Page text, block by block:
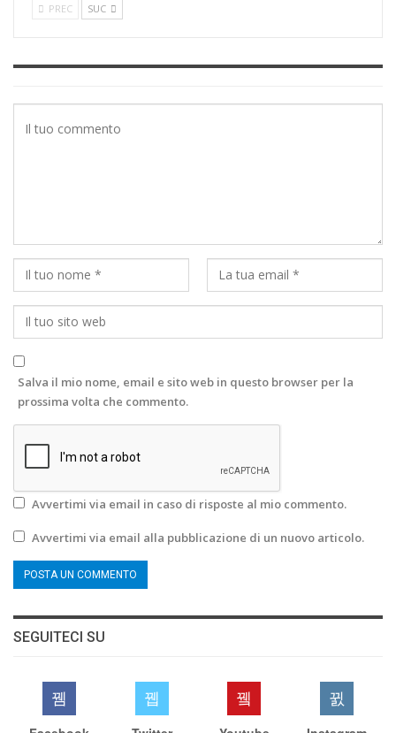
PREC SUC
Salva il mio nome, email e sito web in questo browser per la
prossima volta che commento.
Avvertimi via email in caso di risposte al mio commento.
Avvertimi via email alla pubblicazione di un nuovo articolo.
SEGUITECI SU